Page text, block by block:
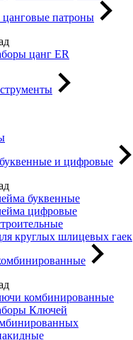
патроны
цанг ER
и цифровые
буквенные
цифровые
круглых шлицевых гаек
комбинированные
Ключей